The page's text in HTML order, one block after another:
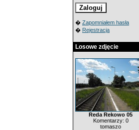
� Zapomniałem hasła
� Rejestracja
Losowe zdjęcie
Reda Rekowo 05
Komentarzy: 0
tomaszo